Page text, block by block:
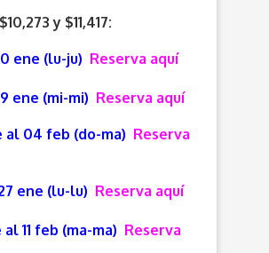
y $11,417:
ene (lu-ju) Reserva aquí
ene (mi-mi) Reserva aquí
al 04 feb (do-ma) Reserva
ene (lu-lu) Reserva aquí
al 11 feb (ma-ma) Reserva